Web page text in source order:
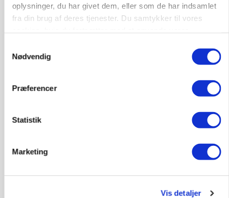
oplysninger, du har givet dem, eller som de har indsamlet
fra din brug af deres tjenester. Du samtykker til vores
Nødvendig
Præferencer
Statistik
Marketing
Vis detaljer
Annonce
Folketinget behandler ny gødskningslov: Sådan